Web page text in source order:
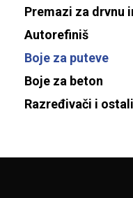
Premazi za drvnu
Autorefiniš
Boje za puteve
Boje za beton
Razređivači i